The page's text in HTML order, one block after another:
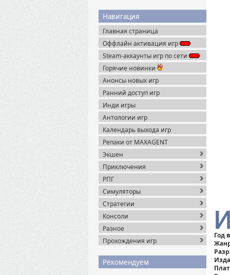
Навигация
Главная страница
Оффлайн активация игр
Steam-аккаунты игр по сети
Горячие новинки
Анонсы новых игр
Ранний доступ игр
Инди игры
Антологии игр
Календарь выхода игр
Репаки от MAXAGENT
Экшен
Приключения
РПГ
Симуляторы
Стратегии
Консоли
Разное
Прохождения игр
Рекомендуем
Год